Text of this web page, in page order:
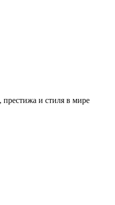
и стиля в мире